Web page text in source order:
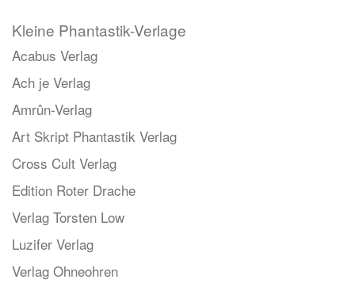
Kleine Phantastik-Verlage
Acabus Verlag
Ach je Verlag
Amrûn-Verlag
Art Skript Phantastik Verlag
Cross Cult Verlag
Edition Roter Drache
Verlag Torsten Low
Luzifer Verlag
Verlag Ohneohren